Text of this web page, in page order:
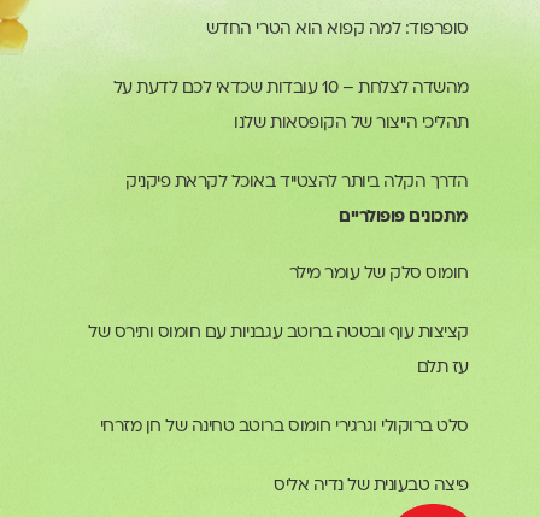
סופרפוד: למה קפוא הוא הטרי החדש
מהשדה לצלחת – 10 עובדות שכדאי לכם לדעת על
תהליכי הייצור של הקופסאות שלנו
הדרך הקלה ביותר להצטייד באוכל לקראת פיקניק
מתכונים פופולריים
חומוס סלק של עומר מילר
קציצות עוף ובטטה ברוטב עגבניות עם חומוס ותירס של
עז תלם
סלט ברוקולי וגרגירי חומוס ברוטב טחינה של חן מזרחי
פיצה טבעונית של נדיה אליס